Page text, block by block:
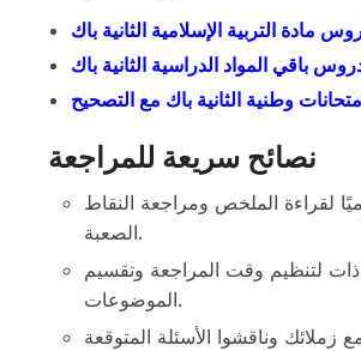
مادة التربية الإسلامية الثانية باك
باقي المواد الدراسية الثانية باك
وطنية الثانية باك مع التصحيح
نصائح سريعة للمراجعة
يوميًا لقراءة الملخص ومراجعة النقاط
الصعبة.
لتنظيم وقت المراجعة وتقسيم
الموضوعات.
وناقشوا الأسئلة المتوقعة